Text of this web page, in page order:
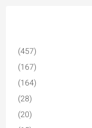
(167)
(164)
(28)
(20)
(15)